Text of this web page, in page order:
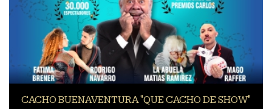
CACHO BUENAVENTURA "QUE CACHO DE SHOW"